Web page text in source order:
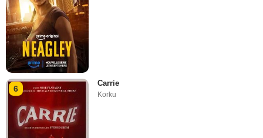
6
Carrie
Korku